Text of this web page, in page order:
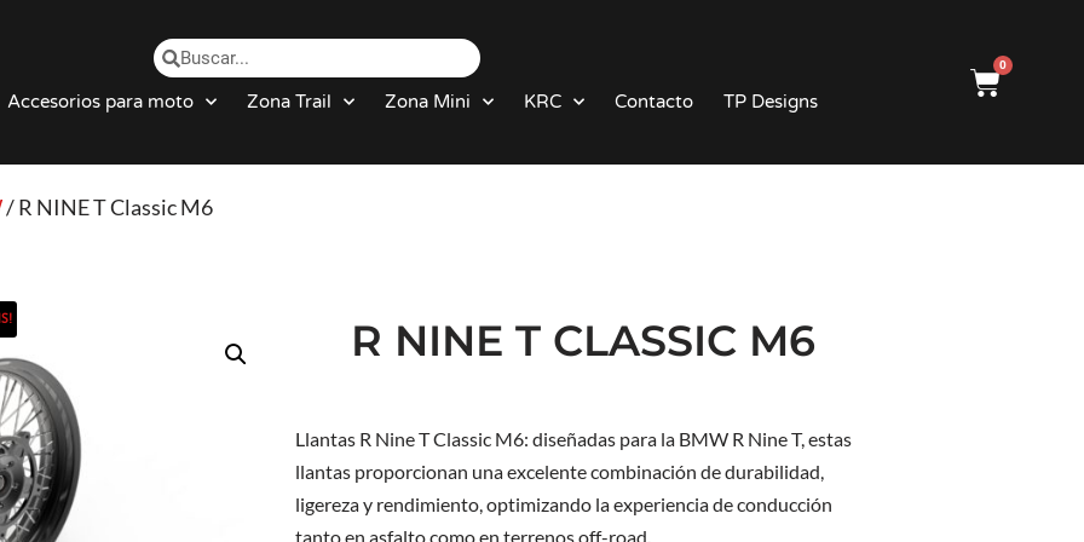
Accesorios para moto Zona Trail Zona Mini KRC Contacto TP Designs
0
/ R NINE T Classic M6
R NINE T CLASSIC M6
Llantas R Nine T Classic M6: diseñadas para la BMW R Nine T, estas
llantas proporcionan una excelente combinación de durabilidad,
ligereza y rendimiento, optimizando la experiencia de conducción
tanto en asfalto como en terrenos off-road.